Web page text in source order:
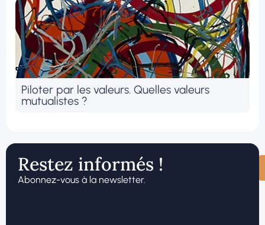
Piloter par les valeurs. Quelles valeurs
mutualistes ?
Restez informés !
Abonnez-vous à la newsletter.